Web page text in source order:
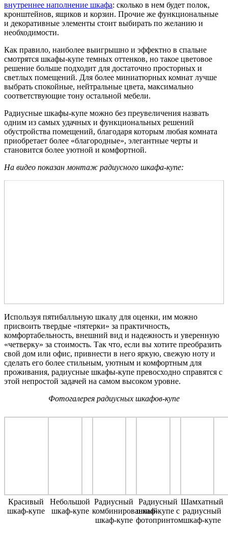
внутреннее наполнение шкафа: сколько в нем будет полок,
кронштейнов, ящиков и корзин. Прочие же функциональные
и декоративные элементы стоит выбирать по желанию и
необходимости.
Как правило, наиболее выигрышно и эффектно в спальне
смотрятся шкафы-купе темных оттенков, но такое цветовое
решение больше подходит для достаточно просторных и
светлых помещений. Для более миниатюрных комнат лучше
выбрать спокойные, нейтральные цвета, максимально
соответствующие тону остальной мебели.
Радиусные шкафы-купе можно без преувеличения назвать
одним из самых удачных и функциональных решений
обустройства помещений, благодаря которым любая комната
приобретает более «благородные», элегантные черты и
становится более уютной и комфортной.
На видео показан монтаж радиусного шкафа-купе:
Используя пятибалльную шкалу для оценки, им можно
присвоить твердые «пятерки» за практичность,
комфортабельность, внешний вид и надежность и уверенную
«четверку» за стоимость. Так что, если вы хотите преобразить
свой дом или офис, привнести в него яркую, свежую ноту и
сделать его более стильным, уютным и комфортным для
проживания, радиусные шкафы-купе превосходно справятся с
этой непростой задачей на самом высоком уровне.
Фотогалерея радиусных шкафов-купе
Красивый
шкаф-купе
Небольшой
шкаф-купе
Радиусный
комбинированный
шкаф-купе
Радиусный
шкаф-купе с
фотопринтом
Шамхатный
радиусный
шкаф-купе